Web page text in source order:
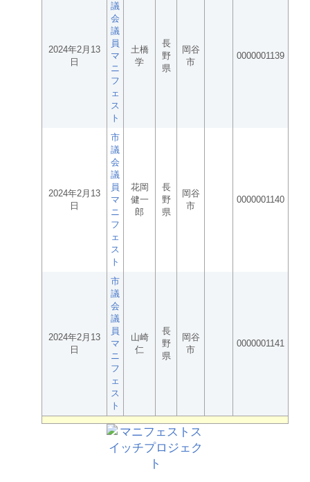
2024年2月13
日
議
会
議
員
マ
ニ
フ
ェ
ス
ト
土橋
学
長
野
県
岡谷
市
0000001139
2024年2月13
日
市
議
会
議
員
マ
ニ
フ
ェ
ス
ト
花岡
健一
郎
長
野
県
岡谷
市
0000001140
2024年2月13
日
市
議
会
議
員
マ
ニ
フ
ェ
ス
ト
山崎
仁
長
野
県
岡谷
市
0000001141